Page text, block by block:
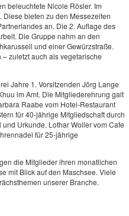
beleuchtete Nicole Rösler. Im
Diese bieten zu den Messezeiten
an. Die 2. Auflage des
Die Gruppe nahm an den
und einer Gewürzstraße.
zuletzt auch als vegetarische
Jahre 1. Vorsitzenden Jörg Lange
im Amt. Die Mitgliederehrung galt
Raabe vom Hotel-Restaurant
für 40-jährige Mitgliedschaft durch
Urkunde. Lothar Woller vom Cafe
für 25-jährige
die Mitglieder ihren monatlichen
mit Blick auf den Maschsee. Viele
unserer Branche.